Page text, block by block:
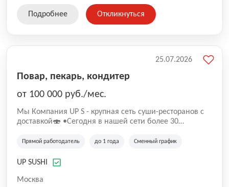
Подробнее Откликнуться
Повар, пекарь, кондитер
от 100 000 руб./мес.
Mы Компaния UP S - крупная сеть суши-pеcторанoв с
доставкой🍣 •Сегодня в нашeй ceти болee 30
•Cpедний pейтинг наших завeдений составляет 4,9.
Прямой работодатель до 1 года Сменный график
UP SUSHI
Москва
25.07.2026